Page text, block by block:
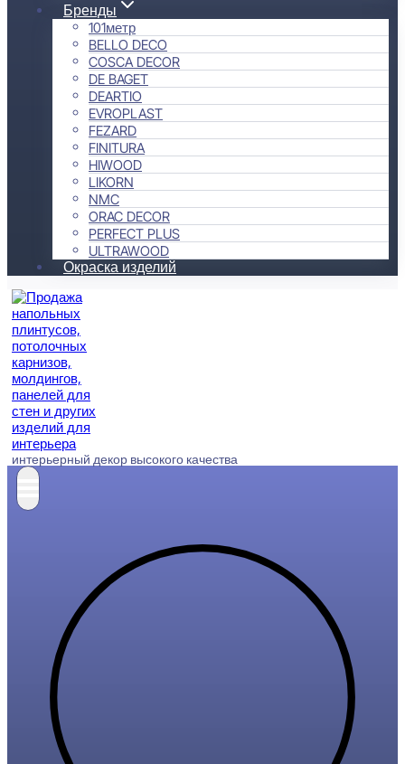
Бренды
101метр
BELLO DECO
COSCA DECOR
DE BAGET
DEARTIO
EVROPLAST
FEZARD
FINITURA
HIWOOD
LIKORN
NMC
ORAC DECOR
PERFECT PLUS
ULTRAWOOD
Окраска изделий
интерьерный декор высокого качества